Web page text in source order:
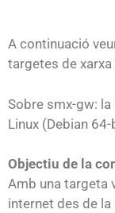
A continuació
targetes de
Sobre smx-gw:
Linux (Debian
Objectiu de la
Amb una targeta
internet des de la